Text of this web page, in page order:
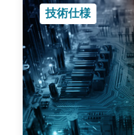
技術仕様